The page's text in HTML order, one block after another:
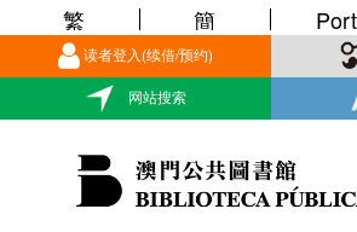
读者登入(续借/预约)
网站搜索
繁 簡 Port